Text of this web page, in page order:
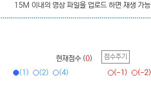
15M 이내의 영상 파일을 업로드 하면 재생 가
현재점수 (0) 점수주기
(1) (2) (4) (-1) (-2)